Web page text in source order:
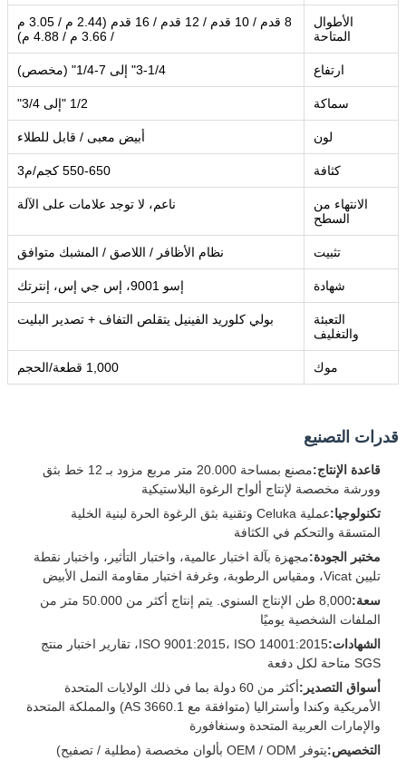
الأطوال
المتاحة
8 قدم / 10 قدم / 12 قدم / 16 قدم (2.44 م / 3.05 م
/ 3.66 م / 4.88 م)
ارتفاع 3-1/4" إلى 7-1/4" (مخصص)
سماكة 1/2 "إلى 3/4"
لون أبيض معبى / قابل للطلاء
كثافة 550-650 كجم/م3
الانتهاء من
السطح
ناعم، لا توجد علامات على الآلة
تثبيت نظام الأظافر / اللاصق / المشبك متوافق
شهادة إسو 9001، إس جي إس، إنترتك
التعبئة
والتغليف
بولي كلوريد الفينيل يتقلص التفاف + تصدير البليت
موك 1,000 قطعة/الحجم
قدرات التصنيع
قاعدة الإنتاج:
مصنع بمساحة 20.000 متر مربع مزود بـ 12 خط بثق
وورشة مخصصة لإنتاج ألواح الرغوة البلاستيكية
تكنولوجيا:
عملية Celuka وتقنية بثق الرغوة الحرة لبنية الخلية
المتسقة والتحكم في الكثافة
مختبر الجودة:مجهزة بآلة اختبار عالمية، واختبار التأثير، واختبار نقطة
تليين Vicat، ومقياس الرطوبة، وغرفة اختبار مقاومة النمل الأبيض
سعة:
8,000 طن الإنتاج السنوي. يتم إنتاج أكثر من 50.000 متر من
الملفات الشخصية يوميًا
الشهادات:
ISO 9001:2015، ISO 14001:2015، تقارير اختبار منتج
SGS متاحة لكل دفعة
أسواق التصدير:
أكثر من 60 دولة بما في ذلك الولايات المتحدة
الأمريكية وكندا وأستراليا (متوافقة مع AS 3660.1) والمملكة المتحدة
والإمارات العربية المتحدة وسنغافورة
التخصيص:
يتوفر OEM / ODM بألوان مخصصة (مطلية / تصفيح)